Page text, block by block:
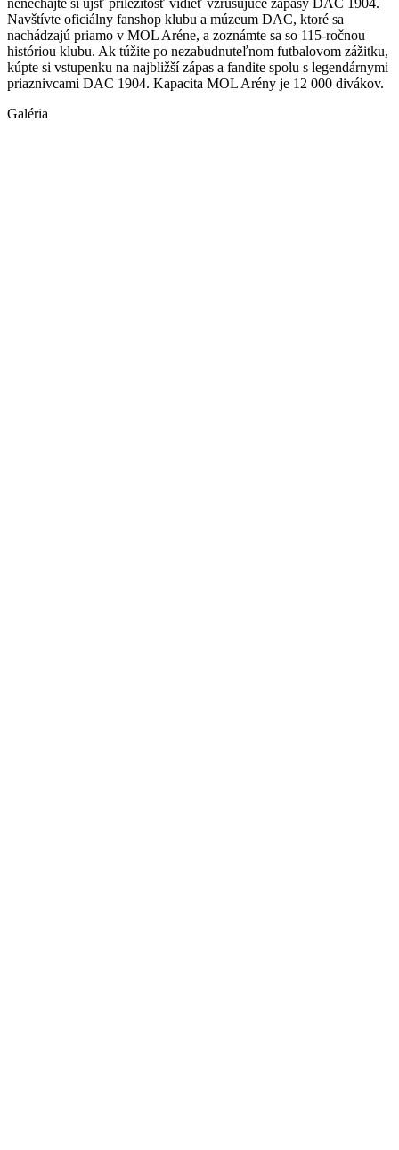
nenechajte si ujsť príležitosť vidieť vzrušujúce zápasy DAC 1904.
Navštívte oficiálny fanshop klubu a múzeum DAC, ktoré sa
nachádzajú priamo v MOL Aréne, a zoznámte sa so 115-ročnou
históriou klubu. Ak túžite po nezabudnuteľnom futbalovom zážitku,
kúpte si vstupenku na najbližší zápas a fandite spolu s legendárnymi
priaznivcami DAC 1904. Kapacita MOL Arény je 12 000 divákov.
Galéria